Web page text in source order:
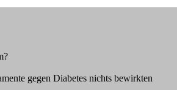
gegen Diabetes nichts bewirkten